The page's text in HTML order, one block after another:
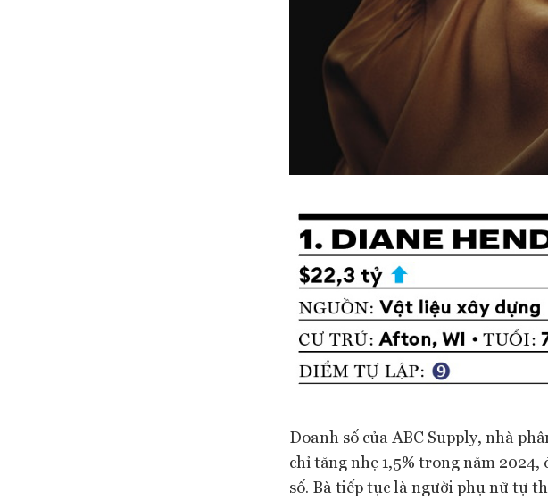
Doanh số của ABC Supply, nhà
chỉ tăng nhẹ 1,5% trong năm
số. Bà tiếp tục là người phụ nữ tự